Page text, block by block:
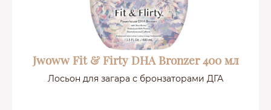
Jwoww Fit & Firty DHA Bronzer 400 мл
Лосьон для загара с бронзаторами ДГА